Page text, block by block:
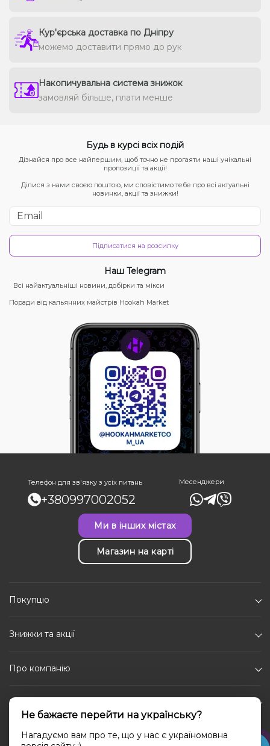
Кур'єрська доставка по Дніпру
можемо доставити прямо до рук
Накопичувальна система знижок
замовляй більше, плати менше
Будь в курсі всіх подій
Дізнайся про все найпершим, щоб точно не прогаяти наші унікальні
пропозиції та акції!
Ділися з нами своєю поштою, ми сповістимо тебе про всі актуальні
новинки, акції та знижки!
Підписатися на розсилку
Наш Telegram
Всі найактуальніші новини, добірки та мікси
Поради від кальянних майстрів Hookah Market
Телефон для зв'язку з усіх питань
+380997002052
Месенджери
Ми в інших містах
Магазин на карті
Покупцю
Знижки та акції
Про компанію
Каталог
Соціальні мережі
Не бажаєте перейти на українську?
Нагадуємо вам про те, що у нас є україномовна